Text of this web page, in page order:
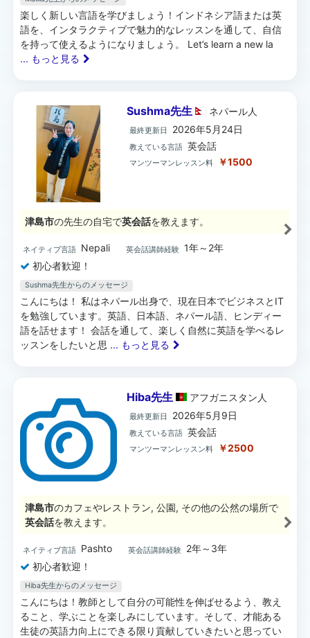
楽しく新しい言語を学びましょう！インドネシア語または英
語を、インタラクティブで魅力的なレッスンを通して、自信
を持って使えるようになりましょう。 Let’s learn a new la
... もっと見る
Sushma先生 ネパール人
最終更新日 2026年5月24日
教えている言語 英会話
マンツーマンレッスン料 ￥1500
津島市の先生の自宅で英会話を教えます。
ネイティブ言語 Nepali 英会話講師経験 1年～2年
初心者歓迎！
Sushma先生からのメッセージ
こんにちは！ 私はネパール出身で、現在日本でビジネスとIT
を勉強しています。英語、日本語、ネパール語、ヒンディー
語を話せます！ 会話を通して、楽しく自然に英語を学べるレ
ッスンをしたいと思 ... もっと見る
Hiba先生 アフガニスタン 人
最終更新日 2026年5月9日
教えている言語 英会話
マンツーマンレッスン料 ￥2500
津島市のカフェやレストラン, 公園, その他の公然の場所で
英会話を教えます。
ネイティブ言語 Pashto 英会話講師経験
2年～3年
初心者歓迎！
Hiba先生からのメッセージ
こんにちは！教師として自分の可能性を伸ばせるよう、教え
ること、学ぶことを楽しみにしています。そして、才能ある
生徒の英語力向上にできる限り貢献していきたいと思ってい